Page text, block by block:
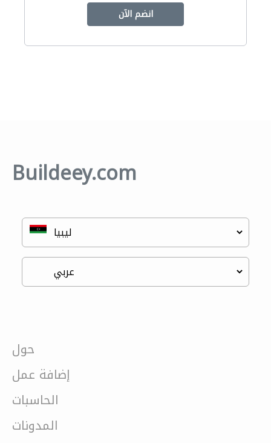
انضم الآن
Buildeey.com
حول
إضافة عمل
الحاسبات
المدونات